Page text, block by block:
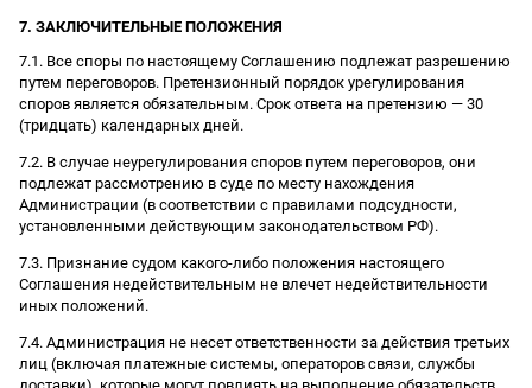
7. ЗАКЛЮЧИТЕЛЬНЫЕ ПОЛОЖЕНИЯ
7.1. Все споры по настоящему Соглашению подлежат разрешению
путем переговоров. Претензионный порядок урегулирования
споров является обязательным. Срок ответа на претензию — 30
(тридцать) календарных дней.
7.2. В случае неурегулирования споров путем переговоров, они
подлежат рассмотрению в суде по месту нахождения
Администрации (в соответствии с правилами подсудности,
установленными действующим законодательством РФ).
7.3. Признание судом какого-либо положения настоящего
Соглашения недействительным не влечет недействительности
иных положений.
7.4. Администрация не несет ответственности за действия третьих
лиц (включая платежные системы, операторов связи, службы